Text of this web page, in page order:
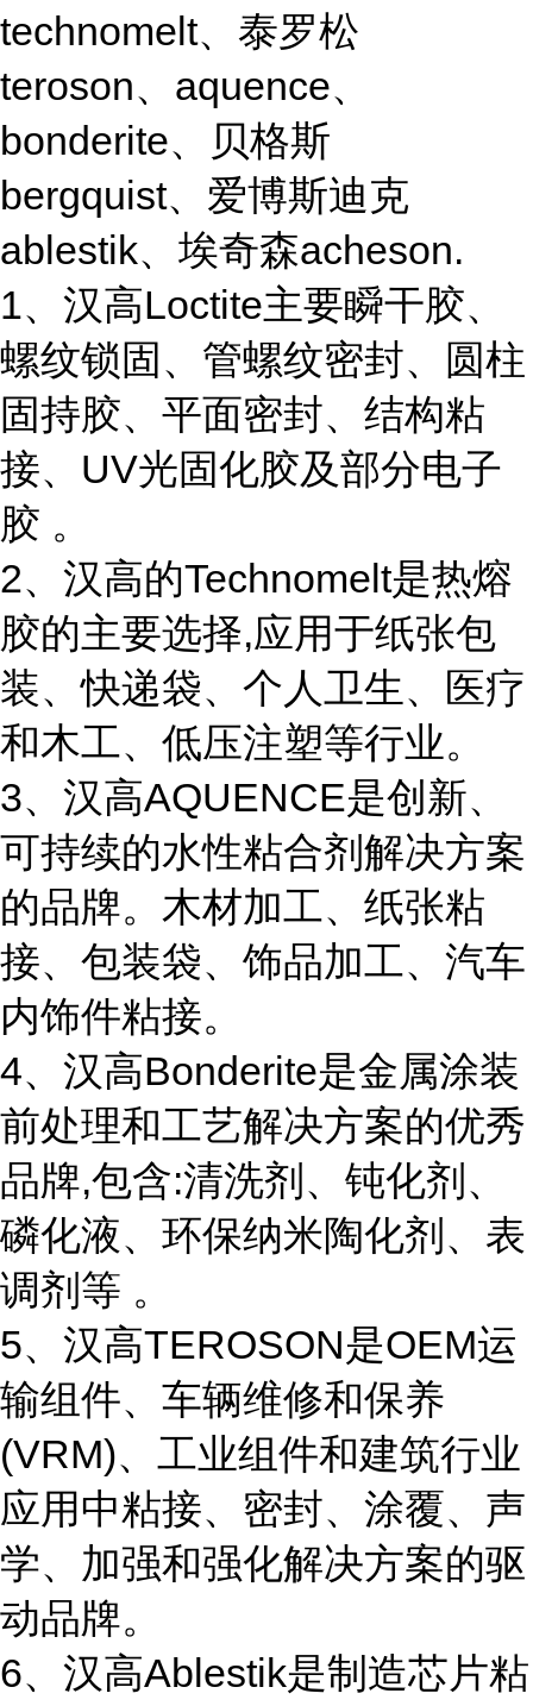
technomelt、泰罗松
teroson、aquence、
bonderite、贝格斯
bergquist、爱博斯迪克
ablestik、埃奇森acheson.
1、汉高Loctite主要瞬干胶、
螺纹锁固、管螺纹密封、圆柱
固持胶、平面密封、结构粘
接、UV光固化胶及部分电子
胶 。
2、汉高的Technomelt是热熔
胶的主要选择,应用于纸张包
装、快递袋、个人卫生、医疗
和木工、低压注塑等行业。
3、汉高AQUENCE是创新、
可持续的水性粘合剂解决方案
的品牌。木材加工、纸张粘
接、包装袋、饰品加工、汽车
内饰件粘接。
4、汉高Bonderite是金属涂装
前处理和工艺解决方案的优秀
品牌,包含:清洗剂、钝化剂、
磷化液、环保纳米陶化剂、表
调剂等 。
5、汉高TEROSON是OEM运
输组件、车辆维修和保养
(VRM)、工业组件和建筑行业
应用中粘接、密封、涂覆、声
学、加强和强化解决方案的驱
动品牌。
6、汉高Ablestik是制造芯片粘